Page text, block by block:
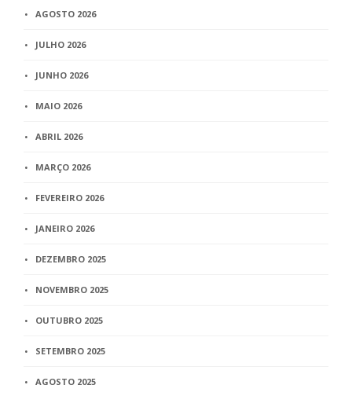
AGOSTO 2026
JULHO 2026
JUNHO 2026
MAIO 2026
ABRIL 2026
MARÇO 2026
FEVEREIRO 2026
JANEIRO 2026
DEZEMBRO 2025
NOVEMBRO 2025
OUTUBRO 2025
SETEMBRO 2025
AGOSTO 2025